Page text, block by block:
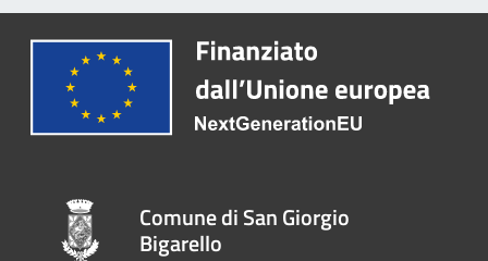
Comune di San Giorgio
Bigarello